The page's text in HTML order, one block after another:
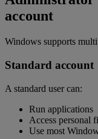
account
Windows supports
Standard account
A standard user can:
Run applications
Access personal
Use most